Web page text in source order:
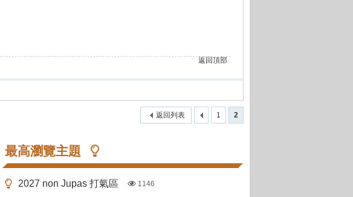
返回頂部
1 2
返回列表
最高瀏覽主題
2027 non Jupas 打氣區 1146